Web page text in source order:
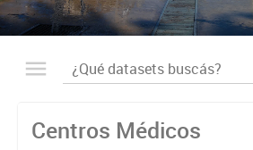
Centros Médicos